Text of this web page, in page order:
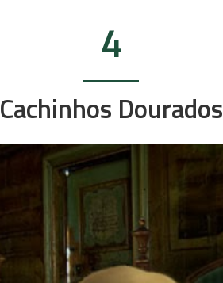
4
Cachinhos Dourados